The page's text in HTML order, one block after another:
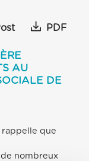
PDF
AU
DE
rappelle que
nombreux